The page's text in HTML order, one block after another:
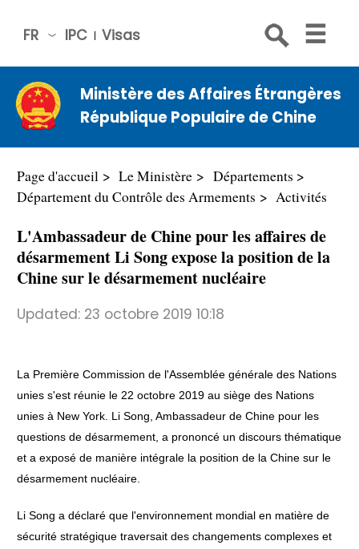
IPC Visas
FR
中文
Engli
sh
Русс
Espa
عربي
Ministère des Affaires Étrangères
République Populaire de Chine
Page d'accueil Le Ministère
Départements
Département du Contrôle des Armements
Activités
L'Ambassadeur de Chine pour les affaires de
désarmement Li Song expose la position de la
Chine sur le désarmement nucléaire
Updated: 23 octobre 2019 10:18
La Première Commission de l'Assemblée générale des Nations
unies s'est réunie le 22 octobre 2019 au siège des Nations
unies à New York. Li Song, Ambassadeur de Chine pour les
questions de désarmement, a prononcé un discours thématique
et a exposé de manière intégrale la position de la Chine sur le
désarmement nucléaire.
Li Song a déclaré que l'environnement mondial en matière de
sécurité stratégique traversait des changements complexes et